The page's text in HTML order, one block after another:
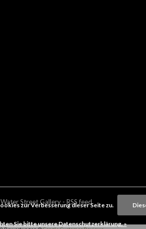
Street Gallery - RSS feed
zur Verbesserung dieser Seite zu.
Sie bitte unsere Datenschutzerklärung. »